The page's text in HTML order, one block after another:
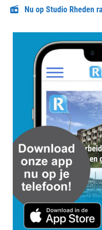
Nu op Studio Rheden